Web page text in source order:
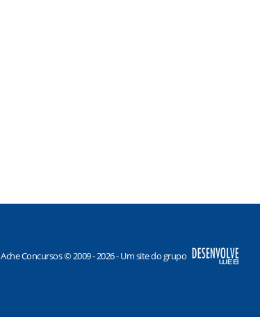
Ache Concursos © 2009 - 2026 - Um site do grupo